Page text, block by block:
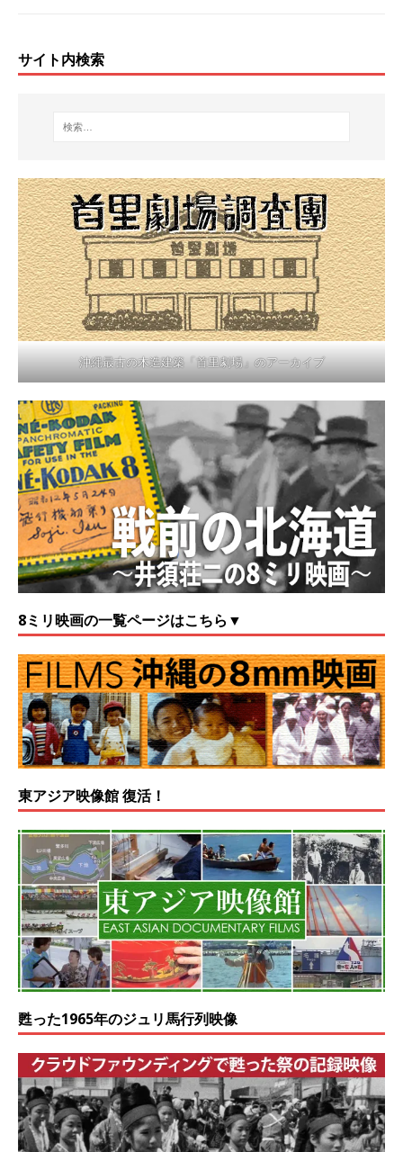
サイト内検索
沖縄最古の木造建築「首里劇場」のアーカイブ
8ミリ映画の一覧ページはこちら▼
東アジア映像館 復活！
甦った1965年のジュリ馬行列映像